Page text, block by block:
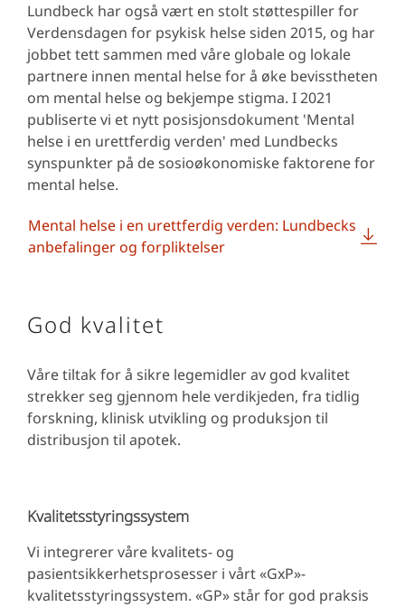
Lundbeck har også vært en stolt støttespiller for
Verdensdagen for psykisk helse siden 2015, og har
jobbet tett sammen med våre globale og lokale
partnere innen mental helse for å øke bevisstheten
om mental helse og bekjempe stigma. I 2021
publiserte vi et nytt posisjonsdokument 'Mental
helse i en urettferdig verden' med Lundbecks
synspunkter på de sosioøkonomiske faktorene for
mental helse.
Mental helse i en urettferdig verden: Lundbecks
anbefalinger og forpliktelser
God kvalitet
Våre tiltak for å sikre legemidler av god kvalitet
strekker seg gjennom hele verdikjeden, fra tidlig
forskning, klinisk utvikling og produksjon til
distribusjon til apotek.
Kvalitetsstyringssystem
Vi integrerer våre kvalitets- og
pasientsikkerhetsprosesser i vårt «GxP»-
kvalitetsstyringssystem. «GP» står for god praksis